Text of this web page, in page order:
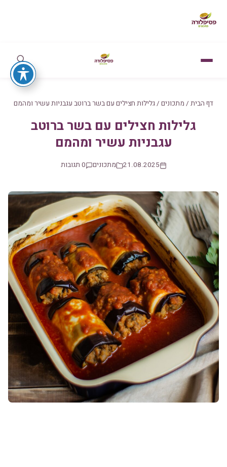
דף הבית / מתכונים /גלילות חצילים עם בשר ברוטב עגבניות עשיר ומהמם
גלילות חצילים עם בשר ברוטב
עגבניות עשיר ומהמם
21.08.2025 מתכונים 0 תגובות